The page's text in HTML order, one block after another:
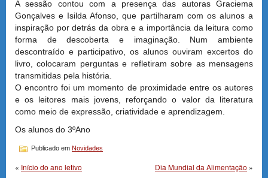
A sessão contou com a presença das autoras Graciema
Gonçalves e Isilda Afonso, que partilharam com os alunos a
inspiração por detrás da obra e a importância da leitura como
forma de descoberta e imaginação. Num ambiente
descontraído e participativo, os alunos ouviram excertos do
livro, colocaram perguntas e refletiram sobre as mensagens
transmitidas pela história.
O encontro foi um momento de proximidade entre os autores
e os leitores mais jovens, reforçando o valor da literatura
como meio de expressão, criatividade e aprendizagem.
Os alunos do 3ºAno
Publicado em Novidades
« Início do ano letivo Dia Mundial da Alimentação »